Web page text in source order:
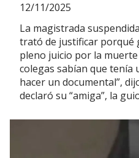
La magistrada
trató de justificar porqué
pleno juicio por la
colegas sabían que tenía
hacer un documental”,
declaró su “amiga”, la
12/11/2025